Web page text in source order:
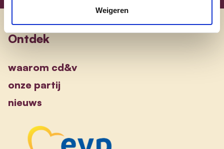
Weigeren
Ontdek
waarom cd&v
onze partij
nieuws